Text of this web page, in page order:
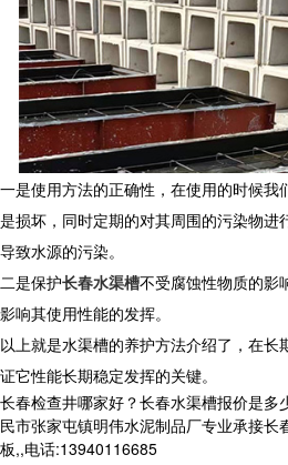
一是使用方法的正确性，在使用的时候我
是损坏，同时定期的对其周围的污染物进
导致水源的污染。
二是保护长春水渠槽不受腐蚀性物质的影
影响其使用性能的发挥。
以上就是水渠槽的养护方法介绍了，在
证它性能长期稳定发挥的关键。
长春检查井哪家好？长春水渠槽报价是多
民市张家屯镇明伟水泥制品厂专业承接
板,,电话:13940116685